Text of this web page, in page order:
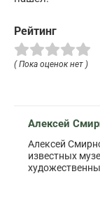
Рейтинг
( Пока оценок нет )
Алексей
Алексей
известных